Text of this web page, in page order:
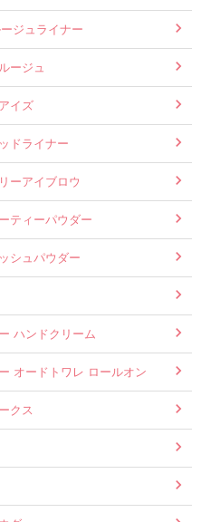
ジュライナー
ージュ
イズ
ドライナー
ーアイブロウ
ティーパウダー
シュパウダー
ハンドクリーム
オードトワレ ロールオン
クス